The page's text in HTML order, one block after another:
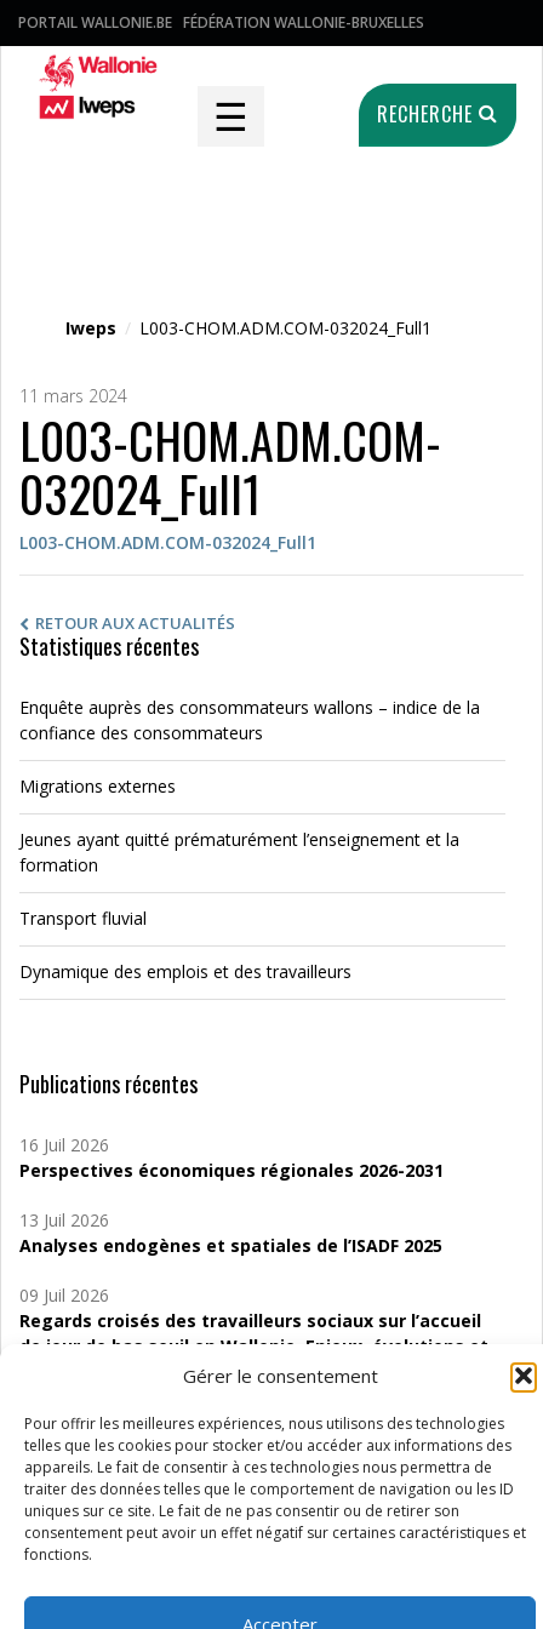
Gérer le consentement
Pour offrir les meilleures expériences, nous utilisons des technologies
telles que les cookies pour stocker et/ou accéder aux informations des
appareils. Le fait de consentir à ces technologies nous permettra de
traiter des données telles que le comportement de navigation ou les ID
uniques sur ce site. Le fait de ne pas consentir ou de retirer son
consentement peut avoir un effet négatif sur certaines caractéristiques et
fonctions.
Accepter
PORTAIL WALLONIE.BE FÉDÉRATION WALLONIE-BRUXELLES
☰ RECHERCHE
Iweps / L003-CHOM.ADM.COM-032024_Full1
11 mars 2024
L003-CHOM.ADM.COM-
032024_Full1
L003-CHOM.ADM.COM-032024_Full1
RETOUR AUX ACTUALITÉS
Statistiques récentes
Enquête auprès des consommateurs wallons – indice de la
confiance des consommateurs
Migrations externes
Jeunes ayant quitté prématurément l’enseignement et la
formation
Transport fluvial
Dynamique des emplois et des travailleurs
Publications récentes
16 Juil 2026
Perspectives économiques régionales 2026-2031
13 Juil 2026
Analyses endogènes et spatiales de l’ISADF 2025
09 Juil 2026
Regards croisés des travailleurs sociaux sur l’accueil
de jour de bas seuil en Wallonie. Enjeux, évolutions et
06 Juil 2026
Étude d’évaluabilité des Structures
d’accompagnement à l’autocréation d’emploi (SAACE)
01 Juil 2026
Pénurie du personnel infirmier :quels indicateurs
Wallonie ?